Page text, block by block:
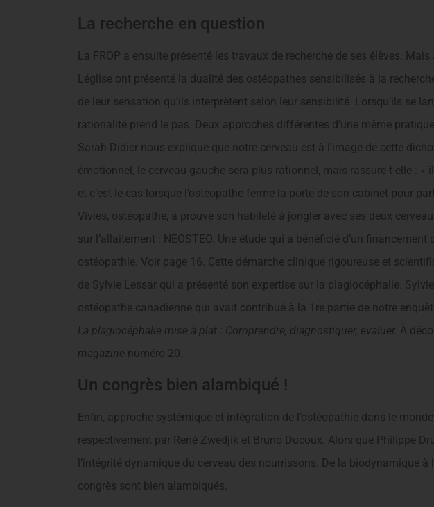
La recherche en question
La FROP a ensuite présenté les travaux de recherche de ses élèves.
Léglise ont présenté la dualité des ostéopathes sensibilisés à la
de leur sensation qu’ils interprètent selon leur sensibilité. Lorsqu’ils se
rationalité prend le pas. Deux approches différentes d’une même
Sarah Didier nous explique que notre cerveau est à l’image de cette
émotionnel, le cerveau gauche sera plus rationnel, mais rassure-t-elle : «
et c’est le cas lorsque l’ostéopathe ferme la porte de son cabinet pour
Vivies, ostéopathe, a prouvé son habileté à jongler avec ses deux
sur l’allaitement : NEOSTEO. Une étude qui a bénéficié d’un financement
ostéopathie. Voir page 16. Cette démarche clinique rigoureuse et
de Sylvie Lessar qui a présenté son expertise sur la plagiocéphalie.
ostéopathe canadienne qui avait contribué à la 1re partie de notre
La plagiocéphalie mise à plat : Comprendre, diagnostiquer, évaluer. À
magazine numéro 20.
Un congrès bien alambiqué !
Enfin, approche systémique et intégration de l’ostéopathie dans le
respectivement par René Zwedjik et Bruno Ducoux. Alors que Philippe
l’intégrité dynamique du cerveau des nourrissons. De la biodynamique
congrès sont bien alambiqués.